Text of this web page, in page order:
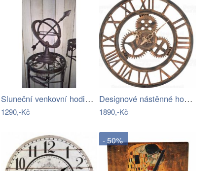
Sluneční venkovní hodiny - IS
1290,-Kč
Designové nástěnné hodiny 21458 Lowell…
1890,-Kč
- 50%